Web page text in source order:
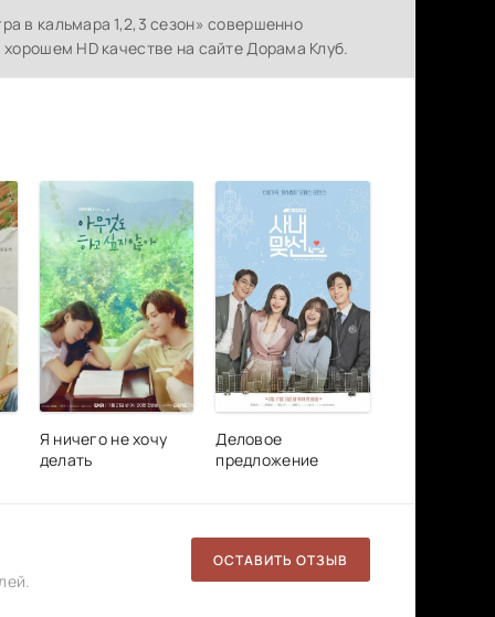
в кальмара 1,2,3 сезон» совершенно
HD качестве на сайте Дорама Клуб.
Я ничего не хочу
делать
Деловое
предложение
ОСТАВИТЬ ОТЗЫВ